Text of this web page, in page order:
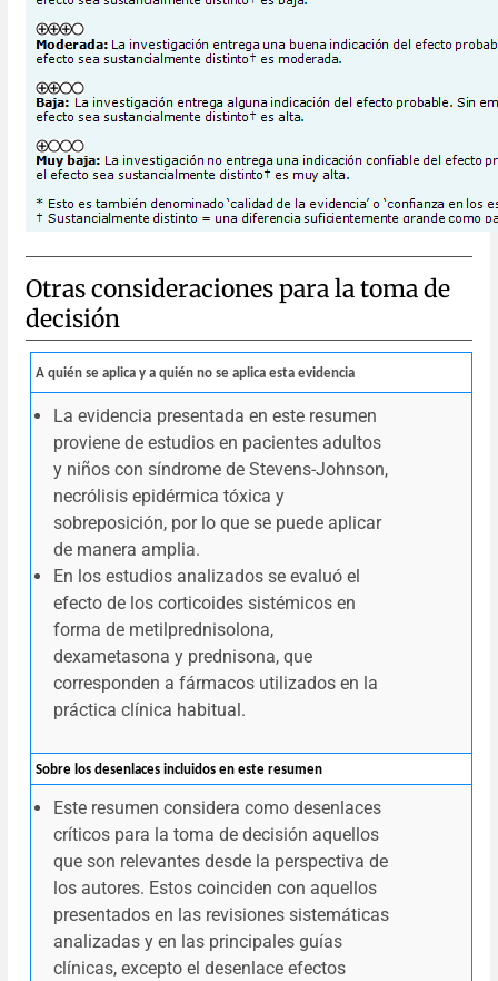
Otras consideraciones para la toma de
decisión
A quién se aplica y a quién no se aplica esta evidencia
La evidencia presentada en este resumen
proviene de estudios en pacientes adultos
y niños con síndrome de Stevens-Johnson,
necrólisis epidérmica tóxica y
sobreposición, por lo que se puede aplicar
de manera amplia.
En los estudios analizados se evaluó el
efecto de los corticoides sistémicos en
forma de metilprednisolona,
dexametasona y prednisona, que
corresponden a fármacos utilizados en la
práctica clínica habitual.
Sobre los desenlaces incluidos en este resumen
Este resumen considera como desenlaces
críticos para la toma de decisión aquellos
que son relevantes desde la perspectiva de
los autores. Estos coinciden con aquellos
presentados en las revisiones sistemáticas
analizadas y en las principales guías
clínicas, excepto el desenlace efectos